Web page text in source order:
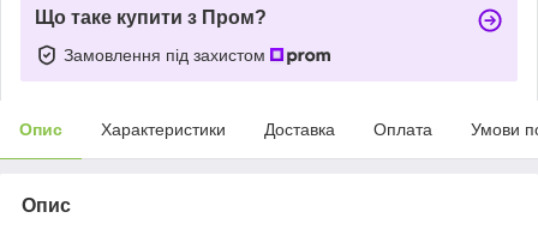
Що таке купити з Пром?
Замовлення під захистом
Опис Характеристики Доставка Оплата Умови
Опис